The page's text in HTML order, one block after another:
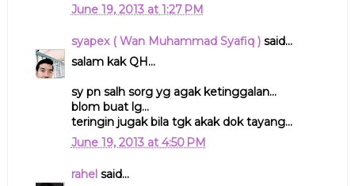
June 19, 2013 at 1:27 PM
syapex ( Wan Muhammad Syafiq )said...
salam kak QH...
sy pn salh sorg yg agak ketinggalan...
blom buat lg...
teringin jugak bila tgk akak dok tayang...
June 19, 2013 at 4:50 PM
rahelsaid...